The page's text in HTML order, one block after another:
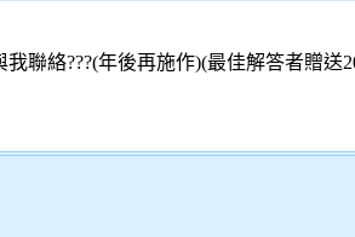
聯絡???(年後再施作)(最佳解答者贈送